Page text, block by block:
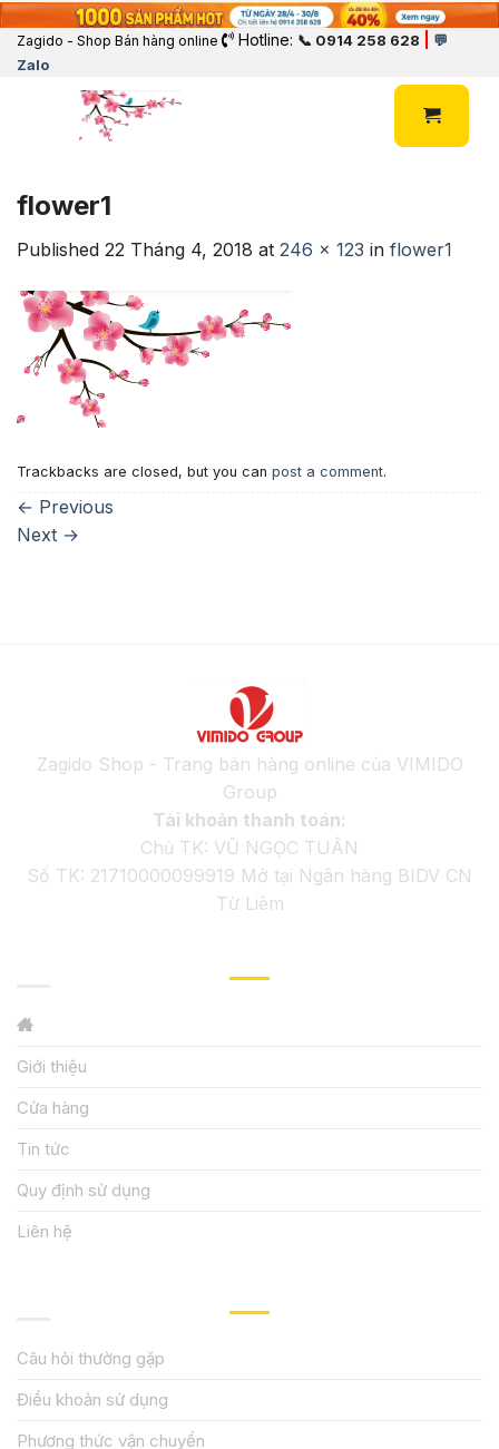
Zagido - Shop Bán hàng online Hotline: 📞 0914 258 628
💬
Zalo
flower1
Published 22 Tháng 4, 2018 at 246 × 123 in flower1
Trackbacks are closed, but you can post a comment.
← Previous
Next →
Zagido Shop - Trang bán hàng online của VIMIDO
Group
Tài khoản thanh toán:
Chủ TK: VŨ NGỌC TUÂN
Số TK: 21710000099919 Mở tại Ngân hàng BIDV CN
Từ Liêm
Giới thiệu
Cửa hàng
Tin tức
Quy định sử dụng
Liên hệ
Câu hỏi thường gặp
Điều khoản sử dụng
Phương thức vận chuyển